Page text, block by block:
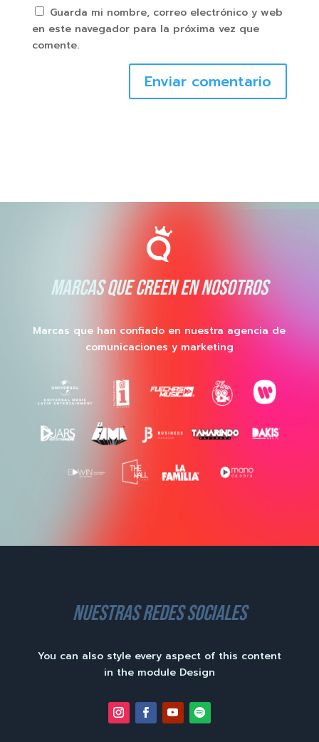
Guarda mi nombre, correo electrónico y web
en este navegador para la próxima vez que
comente.
Enviar comentario
MARCAS QUE CREEN EN NOSOTROS
Marcas que han confiado en nuestra agencia de
comunicaciones y marketing
nuestras redes sociales
You can also style every aspect of this content
in the module Design